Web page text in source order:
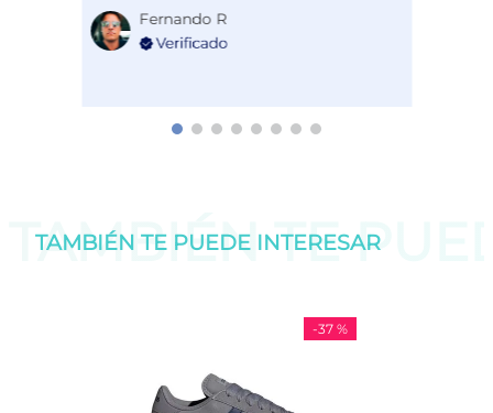
Fernando R
TAMBIÉN TE
TAMBIÉN TE PUEDE INTERESAR
-37 %